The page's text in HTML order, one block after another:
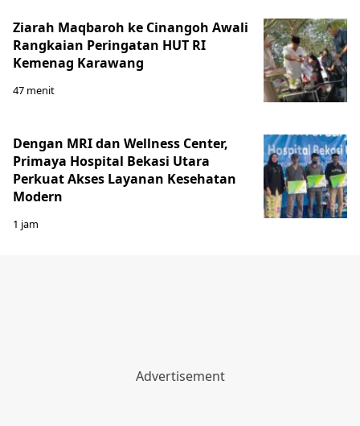
Ziarah Maqbaroh ke Cinangoh Awali
Rangkaian Peringatan HUT RI
Kemenag Karawang
47 menit
Dengan MRI dan Wellness Center,
Primaya Hospital Bekasi Utara
Perkuat Akses Layanan Kesehatan
Modern
1 jam